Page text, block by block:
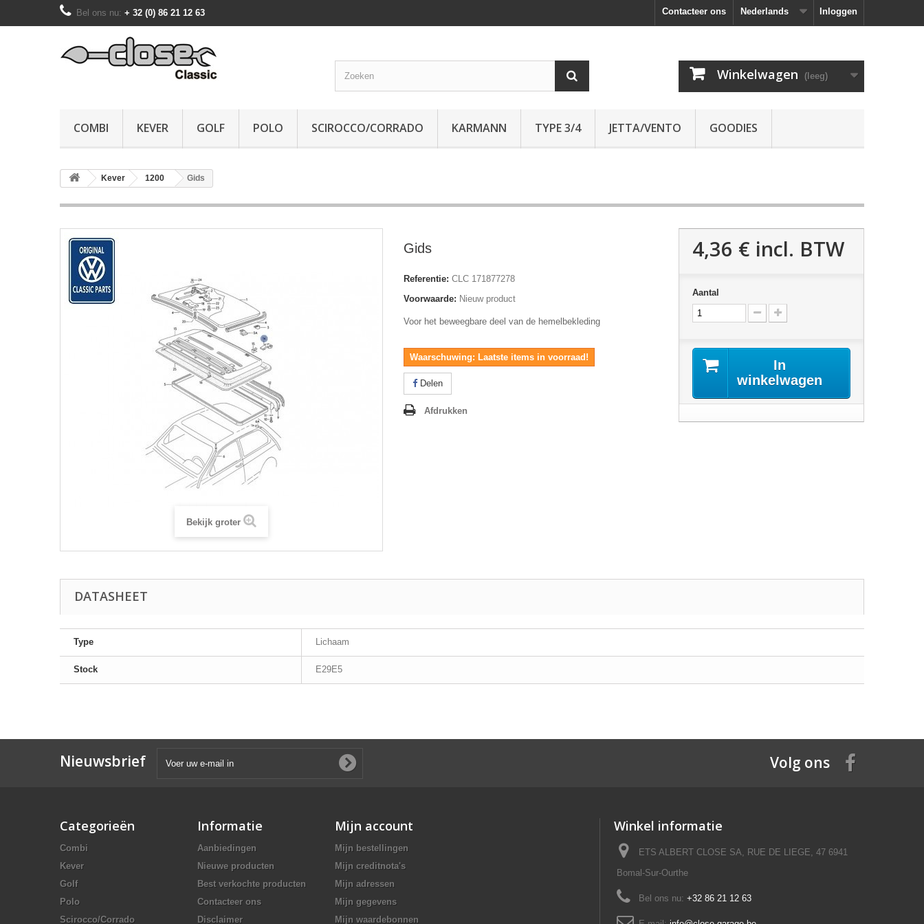
Inloggen
Nederlands
Contacteer ons
Bel ons nu: + 32 (0) 86 21 12 63
Winkelwagen (leeg)
COMBI KEVER GOLF POLO SCIROCCO/CORRADO KARMANN TYPE 3/4 JETTA/VENTO GOODIES
Kever 1200 Gids
Bekijk groter
Gids
Referentie: CLC 171877278
Voorwaarde: Nieuw product
Voor het beweegbare deel van de hemelbekleding
Waarschuwing: Laatste items in voorraad!
Delen
Afdrukken
4,36 € incl. BTW
Aantal
In
winkelwagen
DATASHEET
Type Lichaam
Stock E29E5
Nieuwsbrief Volg ons
Categorieën
Combi
Kever
Golf
Polo
Scirocco/Corrado
Informatie
Aanbiedingen
Nieuwe producten
Best verkochte producten
Contacteer ons
Disclaimer
Mijn account
Mijn bestellingen
Mijn creditnota's
Mijn adressen
Mijn gegevens
Mijn waardebonnen
Winkel informatie
ETS ALBERT CLOSE SA, RUE DE LIEGE, 47 6941
Bomal-Sur-Ourthe
Bel ons nu: +32 86 21 12 63